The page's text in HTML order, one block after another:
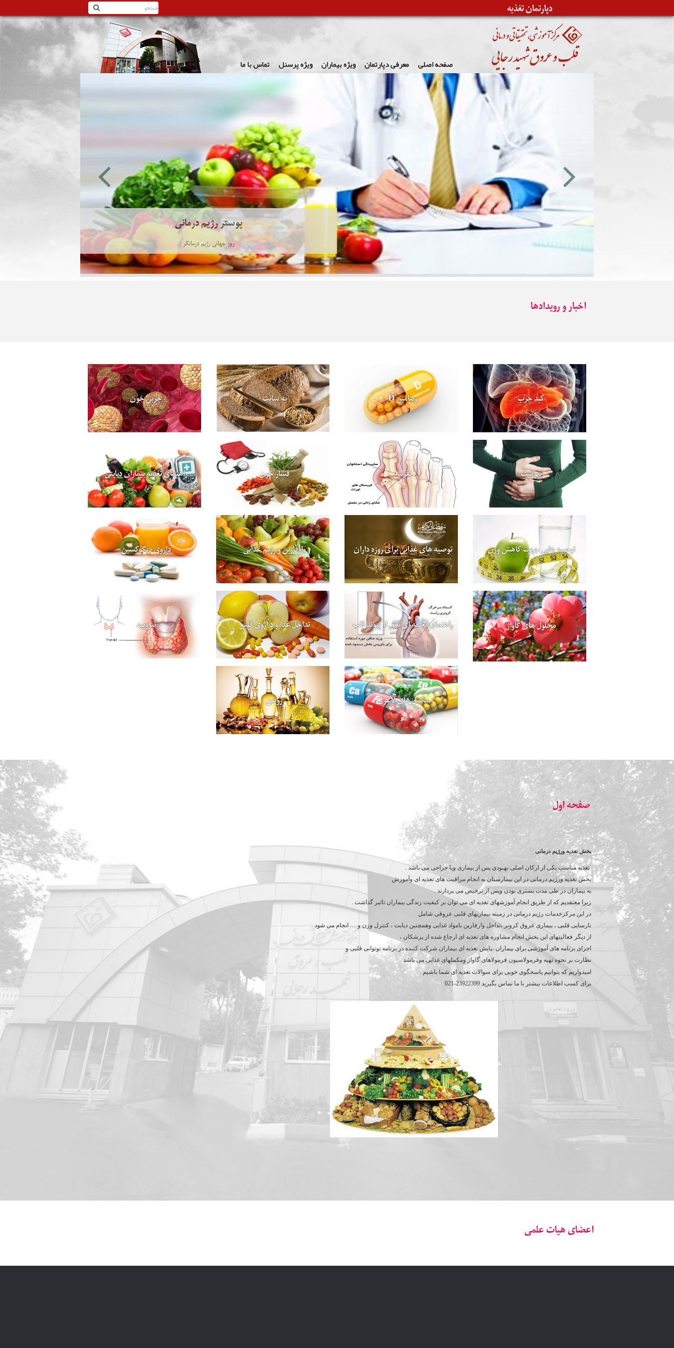
دپارتمان تغذیه
صفحه اصلی معرفی دپارتمان ویژه بیماران ویژه پرسنل تماس با ما
پوستر رژیم درمانی
روز جهانی رژیم درمانگر
اخبار و رویدادها
کبد چرب ویتامین D به سایت چربی خون
یبوست نقرس فشار خون راهنمای تغذیه بیماران دیابتی
توصیه هایی جهت کاهش وزن توصیه های غذایی برای روزه داران وارفارین و رژیم غذایی داروی دیگوکسین
محلول های گاواژ راهنمای تغذیه ای پس از پیوند قلب تداخل غذا و د اروی قلبی تیرویید
مکمل های لاغری روغن
صفحه اول
بخش تغذیه ورژیم درمانی
تغذیه مناسب یکی از ارکان اصلی بهبودی پس از بیماری ویا جراحی می باشد .
بخش تغذیه ورژیم درمانی در این بیمارستان به انجام مراقبت های تغذیه ای وآموزش
به بیماران در طی مدت بستری بودن وپس از ترخیص می پردازند .
زیرا معتقدیم که از طریق انجام آموزشهای تغذیه ای می توان بر کیفیت زندگی بیماران تاثیر گذاشت .
در این مرکزخدمات رژیم درمانی در زمینه بیماریهای قلبی عروقی شامل
نارسایی قلبی ، بیماری عروق کرونر ،تداخل وارفارین بامواد غذایی وهمچنین دیابت ، کنترل وزن و..... انجام می شود .
از دیگر فعالیتهای این بخش انجام مشاوره های تغذیه ای ارجاع شده از پزشکان ،
اجرای برنامه های آموزشی برای بیماران ،پایش تغذیه ای بیماران شرکت کننده در برنامه نوتوانی قلبی و
نظارت بر نحوه تهیه وفرمولاسیون فرمولاهای گاواژ ومکملهای غذایی می باشد .
امیدواریم که بتوانیم پاسخگوی خوبی برای سوالات تغذیه ای شما باشیم .
برای کسب اطلاعات بیشتر با ما تماس بگیرید 23922399-021
اعضای هیات علمی